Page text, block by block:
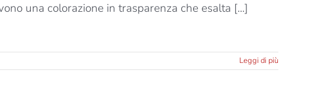
una colorazione in trasparenza che esalta [...]
Leggi di più